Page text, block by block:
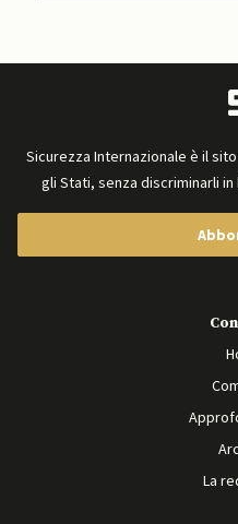
Sicurezza Internazionale è il
gli Stati, senza discriminarli
La